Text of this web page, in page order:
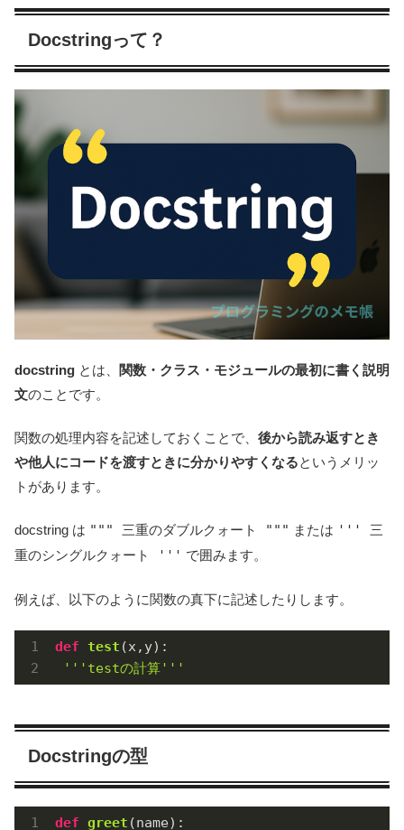
Docstringって？
docstring とは、
関数・クラス・モジュールの最初に書く説明
文のことです。
関数の処理内容を記述しておくことで、 後から読み返すとき
や他人にコードを渡すときに分かりやすくなるというメリッ
トがあります。
docstring は """ 三重のダブルクォート """ または ''' 三
重のシングルクォート ''' で囲みます。
例えば、以下のように関数の真下に記述したりします。
def test (x,y) :
'''testの計算'''
Docstringの型
def greet (name) :